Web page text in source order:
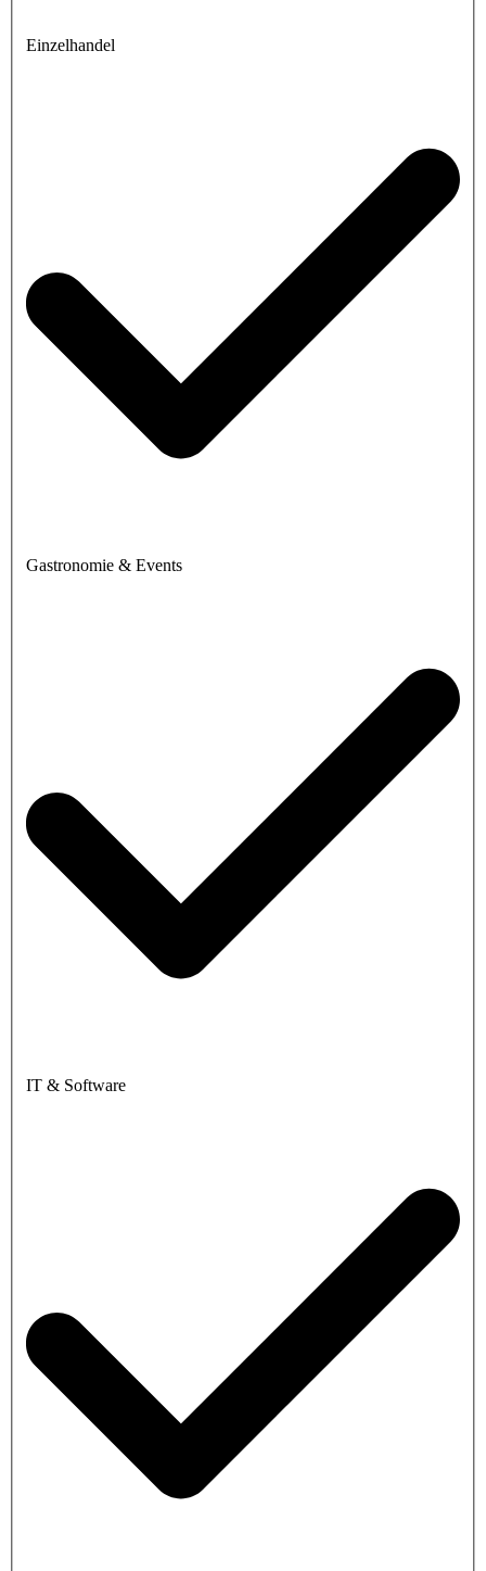
Einzelhandel
Gastronomie & Events
IT & Software